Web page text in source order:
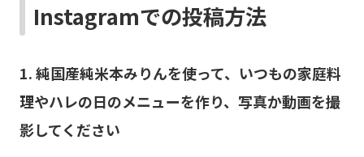
Instagramでの投稿方法
1. 純国産純米本みりんを使って、いつもの家庭料
理やハレの日のメニューを作り、写真か動画を撮
影してください